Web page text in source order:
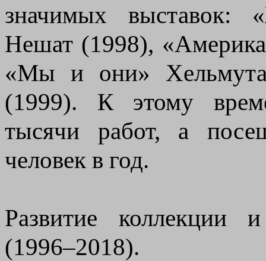
значимых
Нешат (1998),
«Мы и они»
(1999). К этому
тысячи работ, а
человек в год.
Развитие коллекции
(1996–2018).